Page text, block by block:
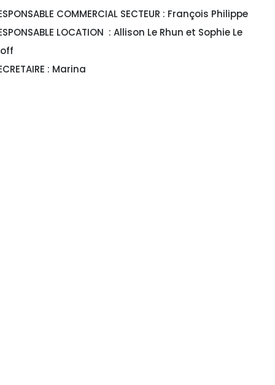
COMMERCIAL SECTEUR : François Philippe
LOCATION : Allison Le Rhun et Sophie Le
: Marina